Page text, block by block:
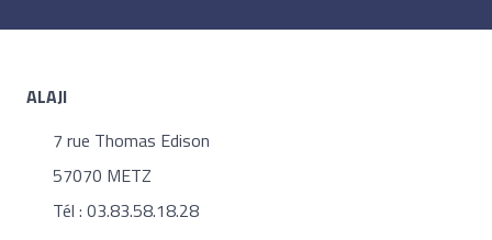
ALAJI
7 rue Thomas Edison
57070 METZ
Tél : 03.83.58.18.28